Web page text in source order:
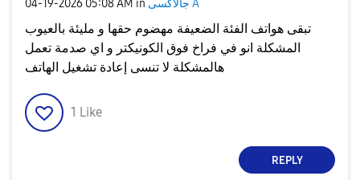
‎04-19-2026 05:08 AM in جالاكسى A
تبقى هواتف الفئة الضعيفة مهضوم حقها و مليئة بالعيوب
المشكلة انو في فراخ فوق الكونيكتر و اي صدمة تعمل
هالمشكلة لا تنسى إعادة تشغيل الهاتف
1 Like
REPLY